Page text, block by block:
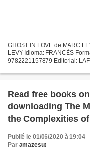
GHOST IN LOVE de MARC
LEVY Idioma: FRANCÉS
9782221157879 Editorial:
LOVE...
Read free books
downloading The
the Complexities
Wisdom of God
Publié le 01/06/2020 à 19:04
Par amazesut